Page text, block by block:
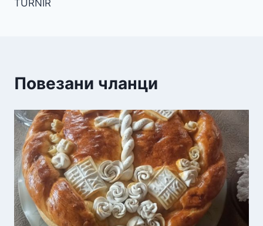
TURNIR
Повезани чланци